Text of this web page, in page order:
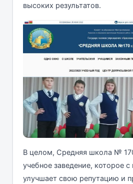
высоких результатов.
В целом, Средняя школа №
учебное заведение, которое
улучшает свою репутацию и